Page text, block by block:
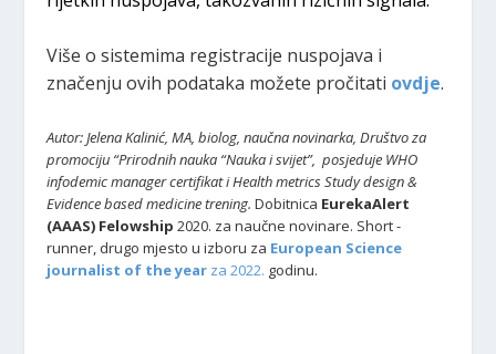
Više o sistemima registracije nuspojava i
značenju ovih podataka možete pročitati ovdje.
Autor: Jelena Kalinić, MA, biolog, naučna novinarka, Društvo za
promociju “Prirodnih nauka “Nauka i svijet”, posjeduje WHO
infodemic manager certifikat i Health metrics Study design &
Evidence based medicine trening. Dobitnica EurekaAlert
(AAAS) Felowship 2020. za naučne novinare. Short -
runner, drugo mjesto u izboru za European Science
journalist of the year za 2022. godinu.